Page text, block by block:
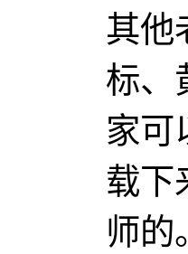
其他
标、
家可
载下
师的